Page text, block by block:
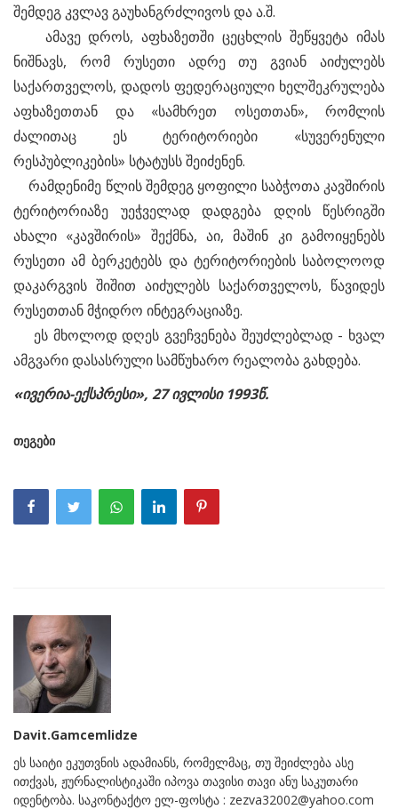
შემდეგ კვლავ გაუხანგრძლივოს და ა.შ.
ამავე დროს, აფხაზეთში ცეცხლის შეწყვეტა იმას
ნიშნავს, რომ რუსეთი ადრე თუ გვიან აიძულებს
საქართველოს, დადოს ფედერაციული ხელშეკრულება
აფხაზეთთან და «სამხრეთ ოსეთთან», რომლის
ძალითაც ეს ტერიტორიები «სუვერენული
რესპუბლიკების» სტატუსს შეიძენენ.
რამდენიმე წლის შემდეგ ყოფილი საბჭოთა კავშირის
ტერიტორიაზე უეჭველად დადგება დღის წესრიგში
ახალი «კავშირის» შექმნა, აი, მაშინ კი გამოიყენებს
რუსეთი ამ ბერკეტებს და ტერიტორიების საბოლოოდ
დაკარგვის შიშით აიძულებს საქართველოს, წავიდეს
რუსეთთან მჭიდრო ინტეგრაციაზე.
ეს მხოლოდ დღეს გვეჩვენება შეუძლებლად - ხვალ
ამგვარი დასასრული სამწუხარო რეალობა გახდება.
«ივერია-ექსპრესი», 27ივლისი 1993წ.
თეგები
Davit.Gamcemlidze
ეს საიტი ეკუთვნის ადამიანს, რომელმაც, თუ შეიძლება ასე
ითქვას, ჟურნალისტიკაში იპოვა თავისი თავი ანუ საკუთარი
იდენტობა. საკონტაქტო ელ-ფოსტა : zezva32002@yahoo.com